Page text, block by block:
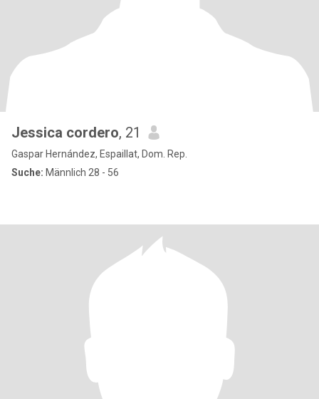
Jessica cordero, 21
Gaspar Hernández, Espaillat, Dom. Rep.
Suche: Männlich 28 - 56